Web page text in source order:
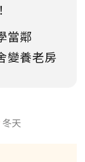
當鄰
變養老房
冬天